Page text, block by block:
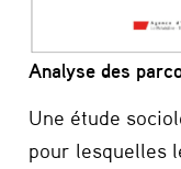
Analyse des
Une étude
pour lesquelles